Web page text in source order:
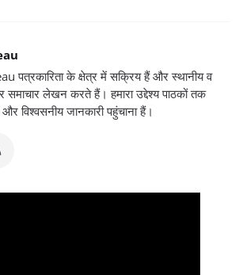
पत्रकारिता के क्षेत्र में सक्रिय हैं और स्थानीय व
पर समाचार लेखन करते हैं। हमारा उद्देश्य पाठकों तक
और विश्वसनीय जानकारी पहुंचाना हैं।